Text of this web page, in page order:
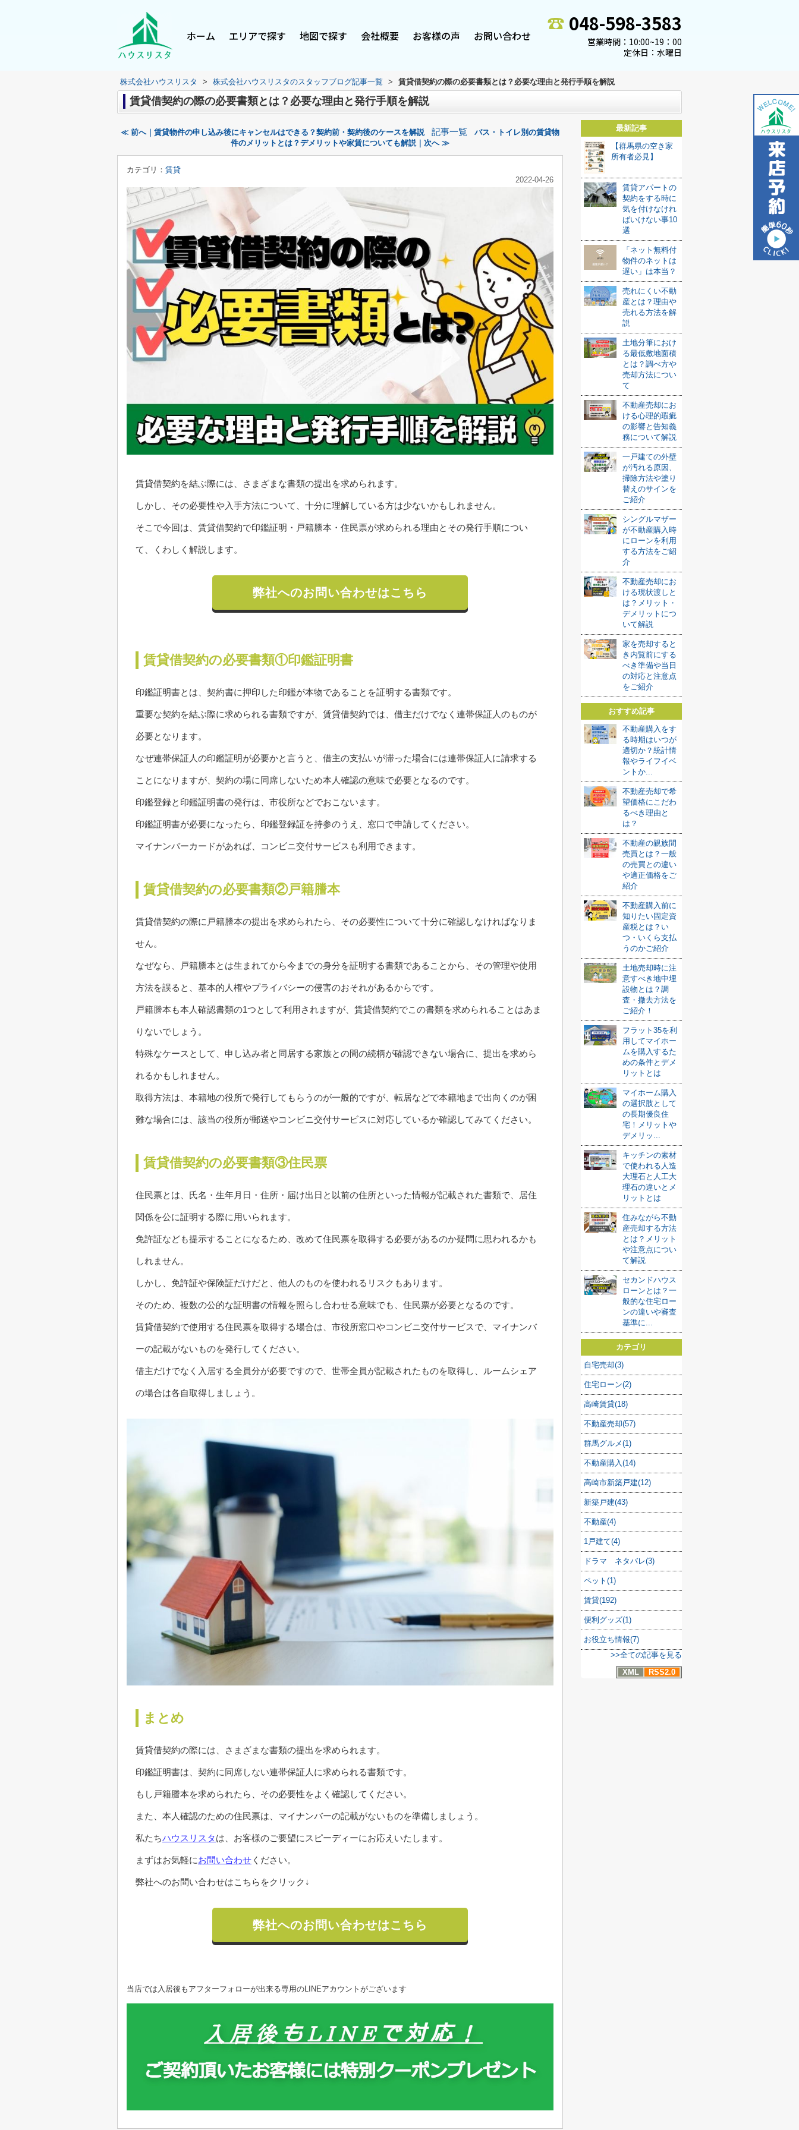
ホーム エリアで探す 地図で探す 会社概要 お客様の声 お問い合わせ
048-598-3583
営業時間：10:00~19：00
定休日：水曜日
株式会社ハウスリスタ > 株式会社ハウスリスタのスタッフブログ記事一覧 > 賃貸借契約の際の必要書類とは？必要な理由と発行手順を解説
賃貸借契約の際の必要書類とは？必要な理由と発行手順を解説
≪ 前へ｜賃貸物件の申し込み後にキャンセルはできる？契約前・契約後のケースを解説 記事一覧
バス・トイレ別の賃貸物
件のメリットとは？デメリットや家賃についても解説｜次へ ≫
カテゴリ： 賃貸
2022-04-26
賃貸借契約を結ぶ際には、さまざまな書類の提出を求められます。
しかし、その必要性や入手方法について、十分に理解している方は少ないかもしれません。
そこで今回は、賃貸借契約で印鑑証明・戸籍謄本・住民票が求められる理由とその発行手順につい
て、くわしく解説します。
弊社へのお問い合わせはこちら
賃貸借契約の必要書類①印鑑証明書
印鑑証明書とは、契約書に押印した印鑑が本物であることを証明する書類です。
重要な契約を結ぶ際に求められる書類ですが、賃貸借契約では、借主だけでなく連帯保証人のものが
必要となります。
なぜ連帯保証人の印鑑証明が必要かと言うと、借主の支払いが滞った場合には連帯保証人に請求する
ことになりますが、契約の場に同席しないため本人確認の意味で必要となるのです。
印鑑登録と印鑑証明書の発行は、市役所などでおこないます。
印鑑証明書が必要になったら、印鑑登録証を持参のうえ、窓口で申請してください。
マイナンバーカードがあれば、コンビニ交付サービスも利用できます。
賃貸借契約の必要書類②戸籍謄本
賃貸借契約の際に戸籍謄本の提出を求められたら、その必要性について十分に確認しなければなりま
せん。
なぜなら、戸籍謄本とは生まれてから今までの身分を証明する書類であることから、その管理や使用
方法を誤ると、基本的人権やプライバシーの侵害のおそれがあるからです。
戸籍謄本も本人確認書類の1つとして利用されますが、賃貸借契約でこの書類を求められることはあま
りないでしょう。
特殊なケースとして、申し込み者と同居する家族との間の続柄が確認できない場合に、提出を求めら
れるかもしれません。
取得方法は、本籍地の役所で発行してもらうのが一般的ですが、転居などで本籍地まで出向くのが困
難な場合には、該当の役所が郵送やコンビニ交付サービスに対応しているか確認してみてください。
賃貸借契約の必要書類③住民票
住民票とは、氏名・生年月日・住所・届け出日と以前の住所といった情報が記載された書類で、居住
関係を公に証明する際に用いられます。
免許証なども提示することになるため、改めて住民票を取得する必要があるのか疑問に思われるかも
しれません。
しかし、免許証や保険証だけだと、他人のものを使われるリスクもあります。
そのため、複数の公的な証明書の情報を照らし合わせる意味でも、住民票が必要となるのです。
賃貸借契約で使用する住民票を取得する場合は、市役所窓口やコンビニ交付サービスで、マイナンバ
ーの記載がないものを発行してください。
借主だけでなく入居する全員分が必要ですので、世帯全員が記載されたものを取得し、ルームシェア
の場合は各自取得しましょう。
まとめ
賃貸借契約の際には、さまざまな書類の提出を求められます。
印鑑証明書は、契約に同席しない連帯保証人に求められる書類です。
もし戸籍謄本を求められたら、その必要性をよく確認してください。
また、本人確認のための住民票は、マイナンバーの記載がないものを準備しましょう。
私たちハウスリスタは、お客様のご要望にスピーディーにお応えいたします。
まずはお気軽にお問い合わせ ください。
弊社へのお問い合わせはこちらをクリック↓
弊社へのお問い合わせはこちら
当店では入居後もアフターフォローが出来る専用のLINEアカウントがございます
最新記事
【群馬県の空き家
所有者必見】
賃貸アパートの
契約をする時に
気を付けなけれ
ばいけない事10
選
「ネット無料付
物件のネットは
遅い」は本当？
売れにくい不動
産とは？理由や
売れる方法を解
説
土地分筆におけ
る最低敷地面積
とは？調べ方や
売却方法につい
て
不動産売却にお
ける心理的瑕疵
の影響と告知義
務について解説
一戸建ての外壁
が汚れる原因、
掃除方法や塗り
替えのサインを
ご紹介
シングルマザー
が不動産購入時
にローンを利用
する方法をご紹
介
不動産売却にお
ける現状渡しと
は？メリット・
デメリットにつ
いて解説
家を売却すると
き内覧前にする
べき準備や当日
の対応と注意点
をご紹介
おすすめ記事
不動産購入をす
る時期はいつが
適切か？統計情
報やライフイベ
ントか...
不動産売却で希
望価格にこだわ
るべき理由と
は？
不動産の親族間
売買とは？一般
の売買との違い
や適正価格をご
紹介
不動産購入前に
知りたい固定資
産税とは？い
つ・いくら支払
うのかご紹介
土地売却時に注
意すべき地中埋
設物とは？調
査・撤去方法を
ご紹介！
フラット35を利
用してマイホー
ムを購入するた
めの条件とデメ
リットとは
マイホーム購入
の選択肢として
の長期優良住
宅！メリットや
デメリッ...
キッチンの素材
で使われる人造
大理石と人工大
理石の違いとメ
リットとは
住みながら不動
産売却する方法
とは？メリット
や注意点につい
て解説
セカンドハウス
ローンとは？一
般的な住宅ロー
ンの違いや審査
基準に...
カテゴリ
自宅売却(3)
住宅ローン(2)
高崎賃貸(18)
不動産売却(57)
群馬グルメ(1)
不動産購入(14)
高崎市新築戸建(12)
新築戸建(43)
不動産(4)
1戸建て(4)
ドラマ ネタバレ(3)
ペット(1)
賃貸(192)
便利グッズ(1)
お役立ち情報(7)
>>全ての記事を見る
XML
RSS2.0